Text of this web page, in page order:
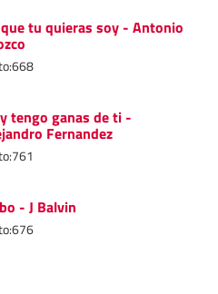
tu quieras soy - Antonio
tengo ganas de ti -
Fernandez
- J Balvin